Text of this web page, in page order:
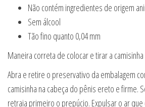
Não contém ingredientes de origem
Sem álcool
Tão fino quanto 0,04 mm
Maneira correta de colocar e tirar a camisinha
Abra e retire o preservativo da embalagem
camisinha na cabeça do pênis ereto e firme.
retraia primeiro o prepúcio. Expulsar o ar